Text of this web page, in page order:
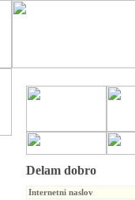
Delam dobro
Internetni naslov